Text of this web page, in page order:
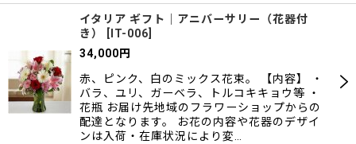
イタリア ギフト｜アニバーサリー（花器付
き）
IT-006
34,000円
赤、ピンク、白のミックス花束。 【内容】 ・
バラ、ユリ、ガーベラ、トルコキキョウ等 ・
花瓶 お届け先地域のフラワーショップからの
配達となります。 お花の内容や花器のデザイ
ンは入荷・在庫状況により変…